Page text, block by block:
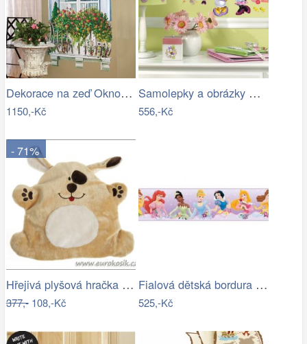
Dekorace na zeď Okno s balkonem a…
1150,-Kč
Samolepky a obrázky Disney. Nálepky na…
556,-Kč
- 71%
Hřejivá plyšová hračka PEJSEK pro…
377,-108,-Kč
Fialová dětská bordura Disney Princess …
525,-Kč